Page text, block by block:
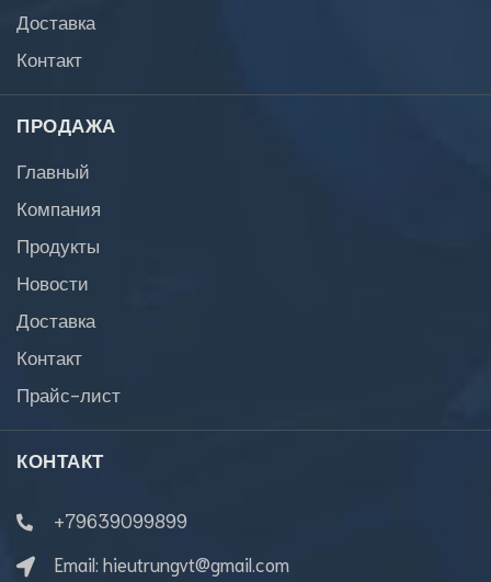
Доставка
Контакт
ПРОДАЖА
Главный
Компания
Продукты
Новости
Доставка
Контакт
Прайс-лист
КОНТАКТ
+79639099899
Email: hieutrungvt@gmail.com